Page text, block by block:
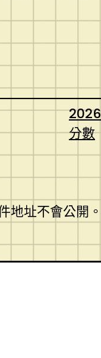
分數
地址不會公開。